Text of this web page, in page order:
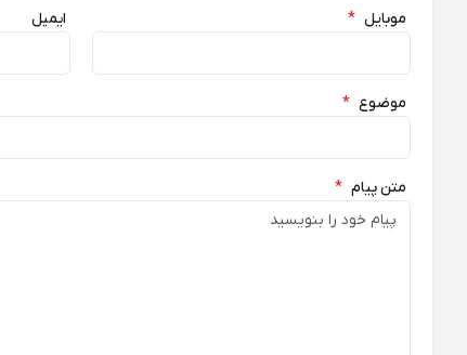
موبایل * ایمیل
موضوع *
متن پیام *